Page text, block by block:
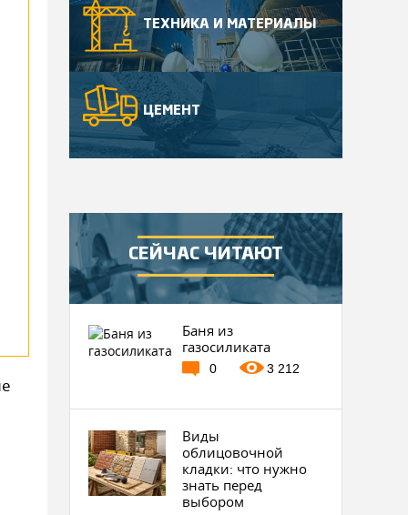
ТЕХНИКА И МАТЕРИАЛЫ
ЦЕМЕНТ
СЕЙЧАС ЧИТАЮТ
Баня из
газосиликата
0 3 212
Виды
облицовочной
кладки: что нужно
знать перед
выбором